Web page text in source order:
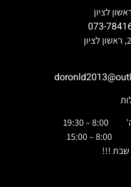
לציון
073-
19:30
שבת !!!